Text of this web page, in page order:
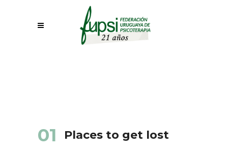
01 Places to get lost